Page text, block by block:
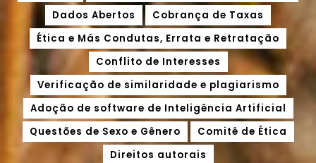
Dados Abertos
Cobrança de Taxas
Ética e Más Condutas, Errata e Retratação
Conflito de Interesses
Verificação de similaridade e plagiarismo
Adoção de software de Inteligência Artificial
Questões de Sexo e Gênero
Comitê de Ética
Direitos autorais